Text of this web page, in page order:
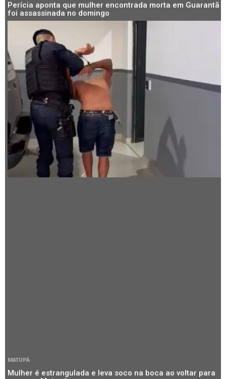
Perícia aponta que mulher encontrada morta em Guarantã
foi assassinada no domingo
MATUPÁ
Mulher é estrangulada e leva soco na boca ao voltar para